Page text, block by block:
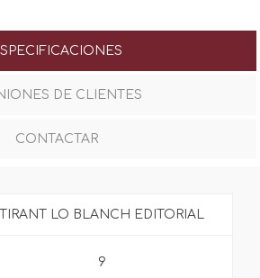
DE CLIENTES
CONTACTAR
TIRANT LO BLANCH EDITORIAL
9